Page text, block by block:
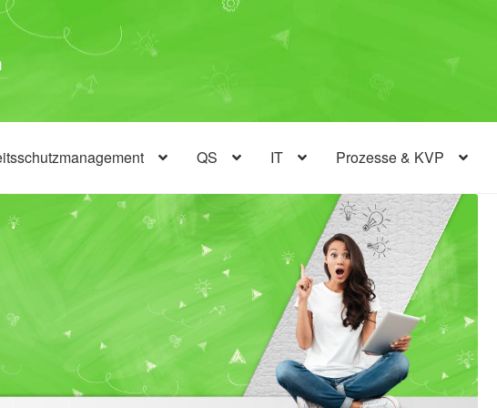
QS IT Prozesse & KVP